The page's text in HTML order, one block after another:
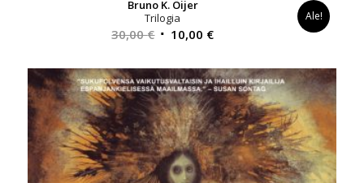
Bruno K. Öijer
Trilogia
30,00€ Alkuperäinen
oli:
30,00 €.
10,00 €Nykyinen
on:
10,00 €.
Ale!